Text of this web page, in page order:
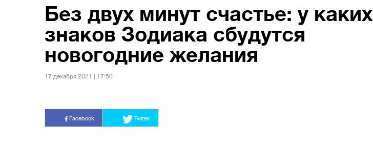
Без двух минут счастье: у каких
знаков Зодиака сбудутся
новогодние желания
17 декабря 2021 | 17:50
Facebook Twitter